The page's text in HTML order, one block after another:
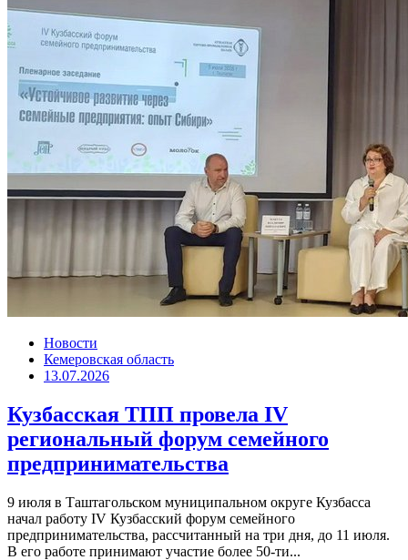
Новости
Кемеровская область
13.07.2026
Кузбасская ТПП провела IV
региональный форум семейного
предпринимательства
9 июля в Таштагольском муниципальном округе Кузбасса
начал работу IV Кузбасский форум семейного
предпринимательства, рассчитанный на три дня, до 11 июля.
В его работе принимают участие более 50-ти...